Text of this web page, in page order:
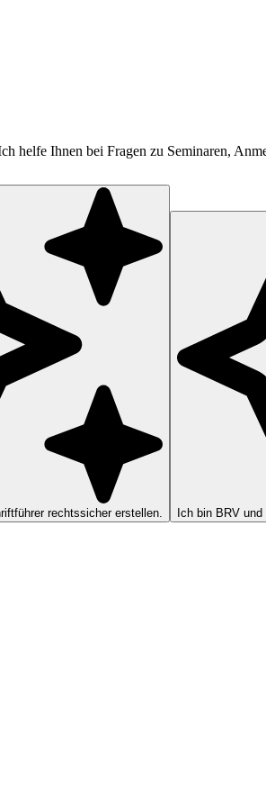
helfe Ihnen bei Fragen zu Seminaren,
rechtssicher erstellen. Ich bin BRV